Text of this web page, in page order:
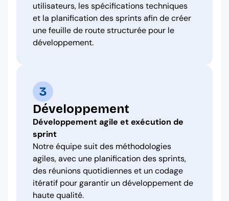
utilisateurs, les spécifications techniques
et la planification des sprints afin de créer
une feuille de route structurée pour le
développement.
3
Développement
Développement agile et exécution de
sprint
Notre équipe suit des méthodologies
agiles, avec une planification des sprints,
des réunions quotidiennes et un codage
itératif pour garantir un développement de
haute qualité.